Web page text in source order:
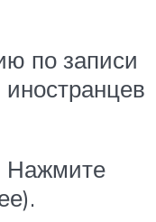
по записи
Нажмите